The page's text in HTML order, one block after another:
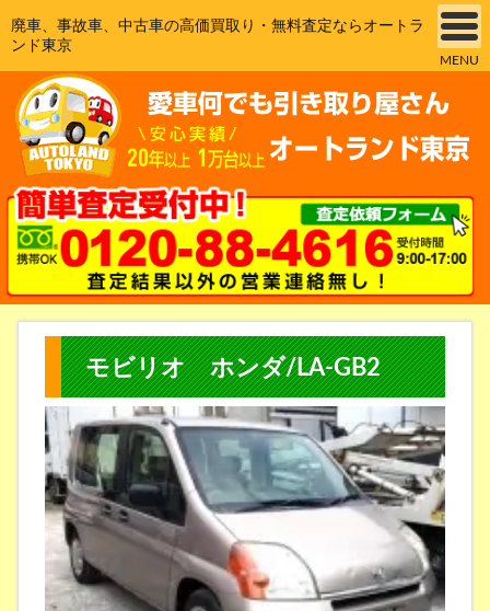
廃車、事故車、中古車の高価買取り・無料査定ならオートラ
ンド東京
MENU
モビリオ ホンダ/LA-GB2